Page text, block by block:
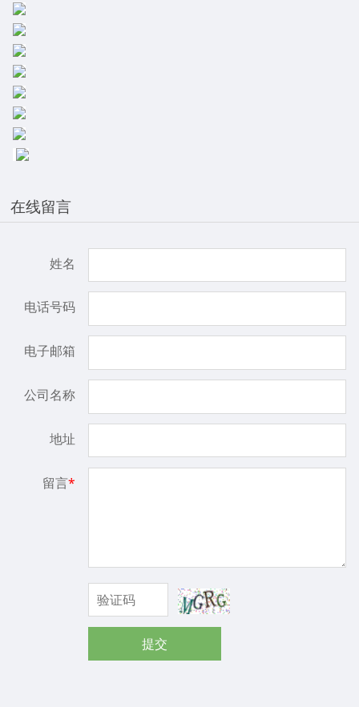
在线留言
姓名
电话号码
电子邮箱
公司名称
地址
留言*
提交